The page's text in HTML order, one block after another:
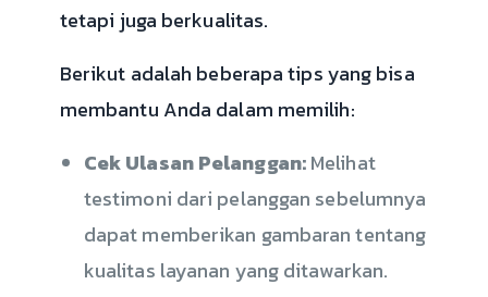
tetapi juga berkualitas.
Berikut adalah beberapa tips yang bisa
membantu Anda dalam memilih:
Cek Ulasan Pelanggan:Melihat
testimoni dari pelanggan sebelumnya
dapat memberikan gambaran tentang
kualitas layanan yang ditawarkan.